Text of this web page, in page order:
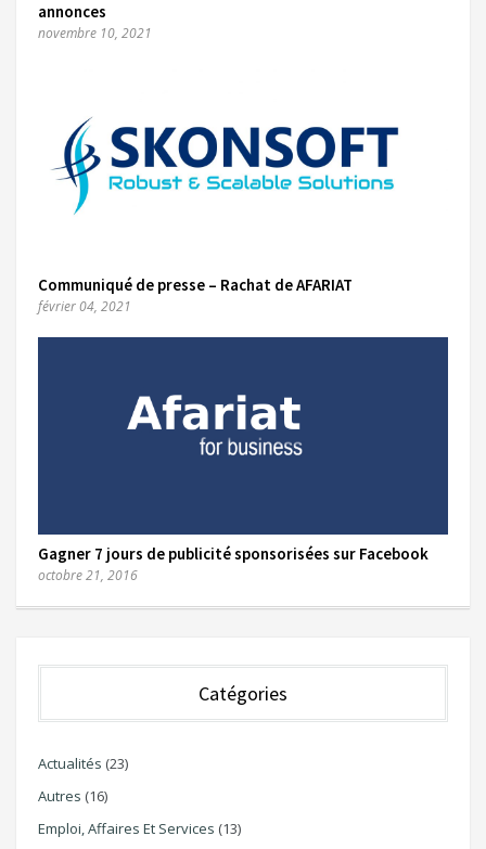
annonces
novembre 10, 2021
Communiqué de presse – Rachat de AFARIAT
février 04, 2021
Gagner 7 jours de publicité sponsorisées sur Facebook
octobre 21, 2016
Catégories
Actualités (23)
Autres (16)
Emploi, Affaires Et Services (13)